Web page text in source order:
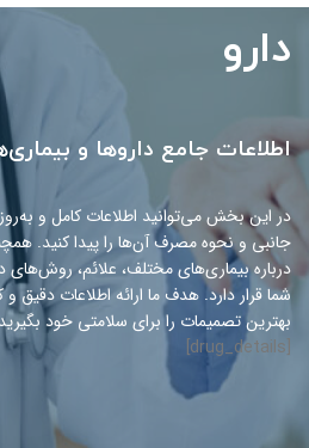
دارو
اطلاعات جامع داروها و
در این بخش می‌توانید اطلاعات کامل و به‌روز
جانبی و نحوه مصرف آن‌ها را پیدا کنید.
درباره بیماری‌های مختلف، علائم،
شما قرار دارد. هدف ما ارائه اطلاعات دقیق
بهترین تصمیمات را برای سلامتی خود